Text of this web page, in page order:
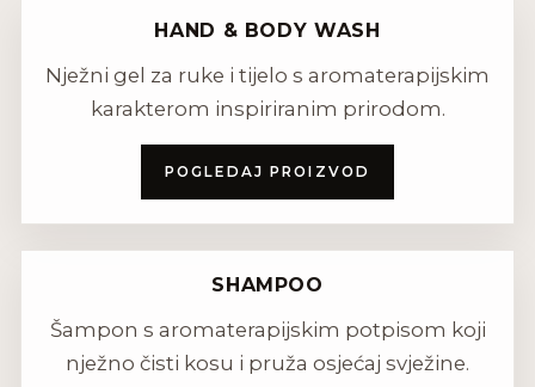
HAND & BODY WASH
Nježni gel za ruke i tijelo s aromaterapijskim
karakterom inspiriranim prirodom.
POGLEDAJ PROIZVOD
SHAMPOO
Šampon s aromaterapijskim potpisom koji
nježno čisti kosu i pruža osjećaj svježine.